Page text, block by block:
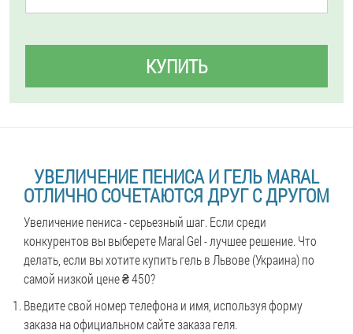
КУПИТЬ
УВЕЛИЧЕНИЕ ПЕНИСА И ГЕЛЬ MARAL
ОТЛИЧНО СОЧЕТАЮТСЯ ДРУГ С ДРУГОМ
Увеличение пениса - серьезный шаг. Если среди
конкурентов вы выберете Maral Gel - лучшее решение. Что
делать, если вы хотите купить гель в Львове (Украина) по
самой низкой цене ₴ 450?
Введите свой номер телефона и имя, используя форму
заказа на официальном сайте заказа геля.